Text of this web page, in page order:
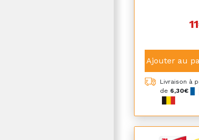
Ajouter au
Livraison à
de 6,30€